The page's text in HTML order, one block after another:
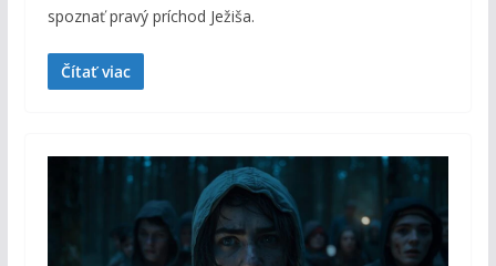
spoznať pravý príchod Ježiša.
Čítať viac